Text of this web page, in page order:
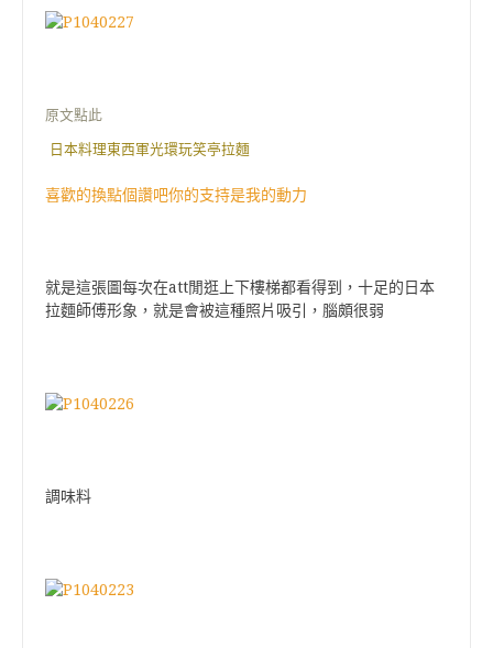
原文點此
日本料理東西軍光環玩笑亭拉麵
喜歡的換點個讚吧你的支持是我的動力
就是這張圖每次在att閒逛上下樓梯都看得到，十足的日本
拉麵師傅形象，就是會被這種照片吸引，腦頗很弱
調味料